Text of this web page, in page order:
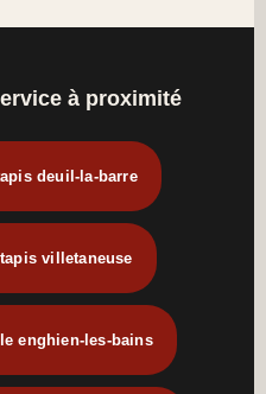
à proximité
deuil-la-barre
villetaneuse
enghien-les-bains